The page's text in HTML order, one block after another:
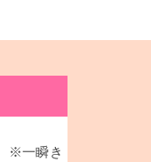
※一瞬き